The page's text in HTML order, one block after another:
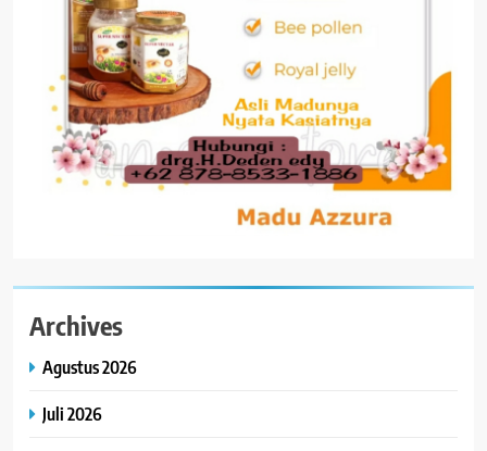
Archives
Agustus 2026
Juli 2026